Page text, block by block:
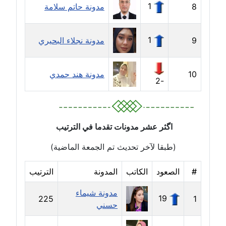
مدونة ايمن موسي
عاملة
مدونة إيناس عراقي
عاملة
مدونة آيه ابو زهرة
مدونة آية الدرديري
مدونة آيه الغمري
عاملة
مدونة آية عبد العزيز
8
1 مدونة حاتم سلامة
9
1 مدونة نجلاء البحيري
10
-2
مدونة هند حمدي
اگثر عشر مدونات تقدما في الترتيب
(طبقا لآخر تحديث تم الجمعة الماضية)
# الصعود الكاتب المدونة الترتيب
1
19
مدونة شيماء
حسني
225